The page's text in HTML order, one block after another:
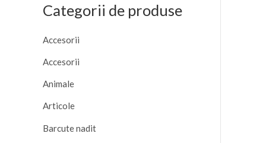
Categorii de produse
Accesorii
Accesorii
Animale
Articole
Barcute nadit